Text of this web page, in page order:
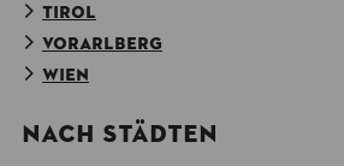
TIROL
VORARLBERG
WIEN
NACH STÄDTEN